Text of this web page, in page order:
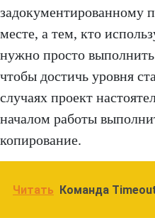
задокументированному
месте, а тем, кто
нужно просто
чтобы достичь уровня
случаях проект
началом работы
копирование.
Читать Команда